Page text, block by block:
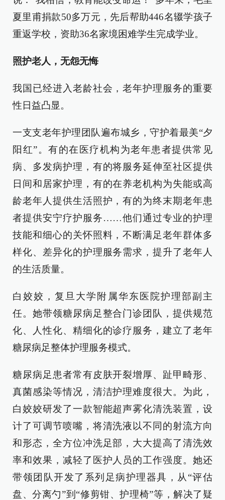
夏里甫捐款50多万元，先后帮助446名辍学孩子
重返学校，资助36名家境困难学生完成学业。
照护老人，无怨无悔
我国已经进入老龄社会，老年护理服务的重要
性日益凸显。
一支支老年护理团队遍布城乡，守护着最美“夕
阳红”。有的在医疗机构为老年患者提供常见
病、多发病护理，有的将服务延伸至社区提供
日间和居家护理，有的在养老机构为失能或高
龄老年人提供生活照护，有的为终末期老年患
者提供安宁疗护服务……他们通过专业的护理
技能和细心的关怀照料，不断满足老年群体多
样化、差异化的护理服务需求，提升了老年人
的生活质量。
白姣姣，复旦大学附属华东医院护理部副主
任。她带领糖尿病足整合门诊团队，提供规范
化、人性化、精细化的诊疗服务，建立了老年
糖尿病足整体护理服务模式。
糖尿病足患者常有皮肤开裂增厚、趾甲畸形、
真菌感染等情况，清洁护理难度很大。为此，
白姣姣研发了一款智能超声雾化清洗装置，设
计了可调节喷嘴，将清洗液以不同的射流方向
和形态，全方位冲洗足部，大大提高了清洗效
率和效果，减轻了医护人员的工作强度。她还
带领团队开发了系列足病护理器具，从“评估
盘、分离勺”到“修剪钳、护理椅”等，解决了疑